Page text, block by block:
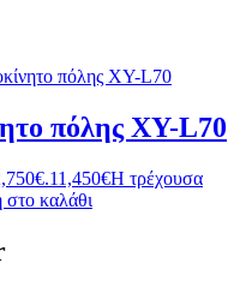
πόλης XY-L70
11,450€Η τρέχουσα
καλάθι